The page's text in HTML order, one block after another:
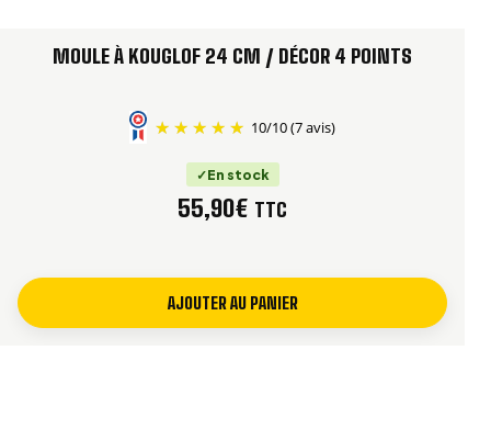
MOULE À KOUGLOF 24 CM / DÉCOR 4 POINTS
10/10(7 avis)
En stock
55,90€ TTC
AJOUTER AU PANIER